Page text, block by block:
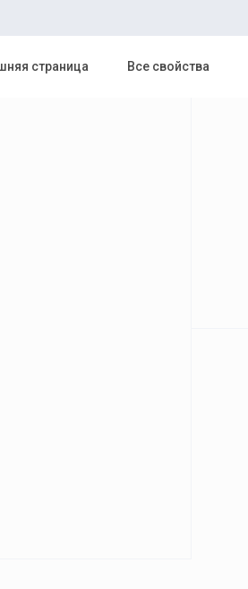
страница Все свойства